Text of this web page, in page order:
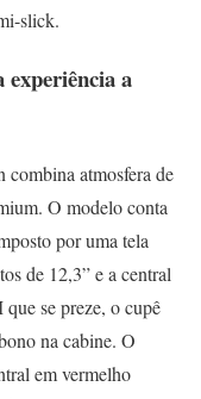
slick.
experiência a
atmosfera de
O modelo conta
por uma tela
de 12,3” e a central
se preze, o cupê
na cabine. O
em vermelho